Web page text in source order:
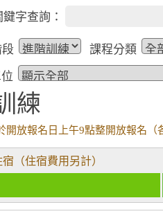
字查詢：
課程分類
練
開放報名日上午9點整開放報名（
（住宿費用另計）